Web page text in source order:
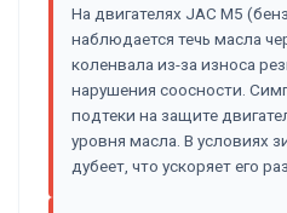
На двигателях JAC M5
наблюдается течь масла
коленвала из-за износа
нарушения соосности.
подтеки на защите
уровня масла. В условиях
дубеет, что ускоряет его